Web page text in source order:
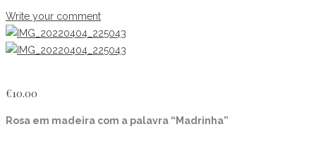
Write your comment
€10.00
Rosa em madeira com a palavra “Madrinha”